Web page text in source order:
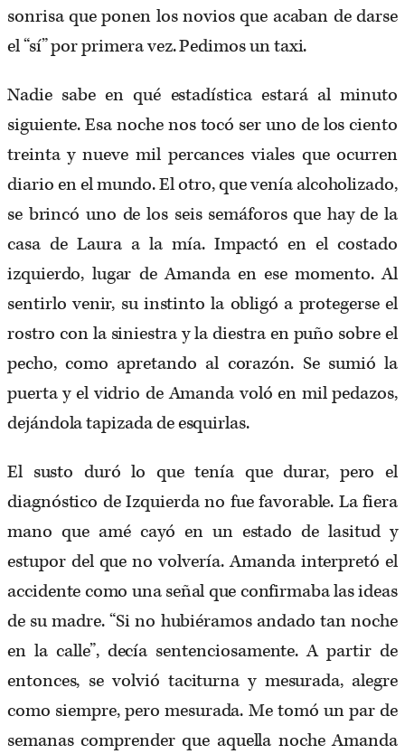
sonrisa que ponen los novios que acaban de darse
el “sí” por primera vez. Pedimos un taxi.
Nadie sabe en qué estadística estará al minuto
siguiente. Esa noche nos tocó ser uno de los ciento
treinta y nueve mil percances viales que ocurren
diario en el mundo. El otro, que venía alcoholizado,
se brincó uno de los seis semáforos que hay de la
casa de Laura a la mía. Impactó en el costado
izquierdo, lugar de Amanda en ese momento. Al
sentirlo venir, su instinto la obligó a protegerse el
rostro con la siniestra y la diestra en puño sobre el
pecho, como apretando al corazón. Se sumió la
puerta y el vidrio de Amanda voló en mil pedazos,
dejándola tapizada de esquirlas.
El susto duró lo que tenía que durar, pero el
diagnóstico de Izquierda no fue favorable. La fiera
mano que amé cayó en un estado de lasitud y
estupor del que no volvería. Amanda interpretó el
accidente como una señal que confirmaba las ideas
de su madre. “Si no hubiéramos andado tan noche
en la calle”, decía sentenciosamente. A partir de
entonces, se volvió taciturna y mesurada, alegre
como siempre, pero mesurada. Me tomó un par de
semanas comprender que aquella noche Amanda